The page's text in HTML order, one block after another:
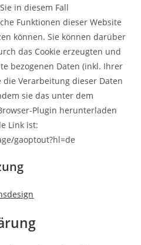
in diesem Fall
Funktionen dieser Website
können. Sie können darüber
das Cookie erzeugten und
bezogenen Daten (inkl. Ihrer
die Verarbeitung dieser Daten
sie das unter dem
Plugin herunterladen
Link ist:
gaoptout?hl=de